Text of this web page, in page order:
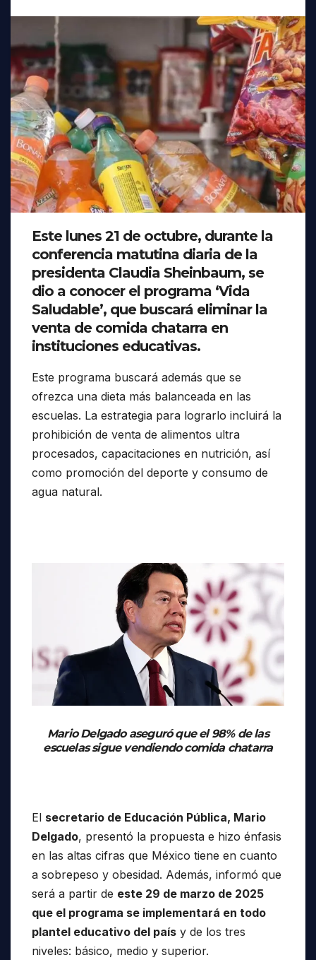
Este lunes 21 de octubre, durante la
conferencia matutina diaria de la
presidenta Claudia Sheinbaum, se
dio a conocer el programa ‘Vida
Saludable’, que buscará eliminar la
venta de comida chatarra en
instituciones educativas.
Este programa buscará además que se
ofrezca una dieta más balanceada en las
escuelas. La estrategia para lograrlo incluirá la
prohibición de venta de alimentos ultra
procesados, capacitaciones en nutrición, así
como promoción del deporte y consumo de
agua natural.
Mario Delgado aseguró que el 98% de las
escuelas sigue vendiendo comida chatarra
El secretario de Educación Pública, Mario
Delgado, presentó la propuesta e hizo énfasis
en las altas cifras que México tiene en cuanto
a sobrepeso y obesidad. Además, informó que
será a partir de este 29 de marzo de 2025
que el programa se implementará en todo
plantel educativo del país y de los tres
niveles: básico, medio y superior.